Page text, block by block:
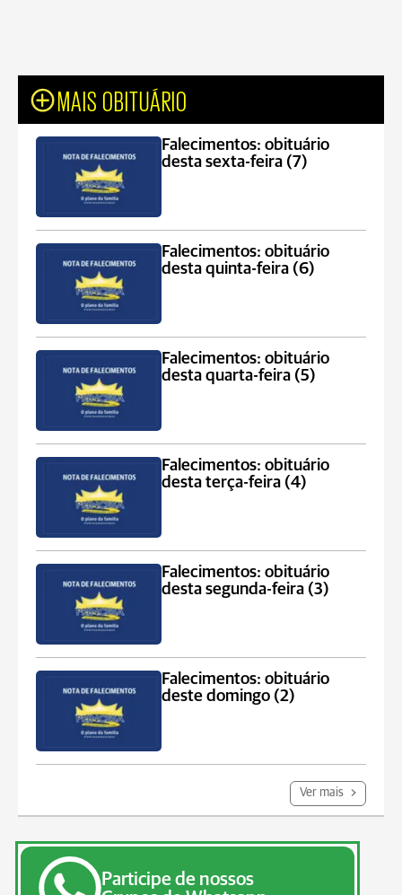
MAIS OBITUÁRIO
Falecimentos: obituário
desta sexta-feira (7)
Falecimentos: obituário
desta quinta-feira (6)
Falecimentos: obituário
desta quarta-feira (5)
Falecimentos: obituário
desta terça-feira (4)
Falecimentos: obituário
desta segunda-feira (3)
Falecimentos: obituário
deste domingo (2)
Ver mais
Participe de nossos